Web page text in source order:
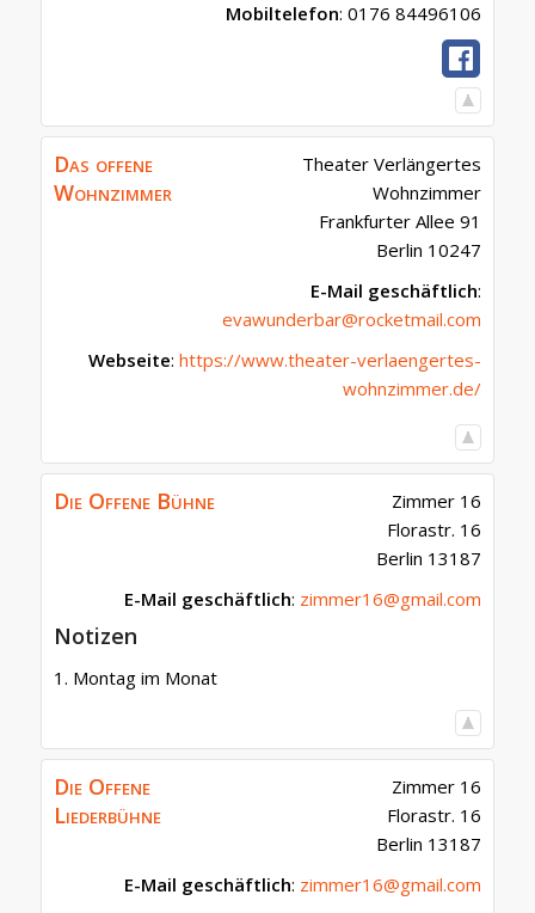
Mobiltelefon: 0176 84496106
Das offene
Wohnzimmer
Theater Verlängertes
Wohnzimmer
Frankfurter Allee 91
Berlin 10247
E-Mail geschäftlich:
evawunderbar@rocketmail.com
Webseite: https://www.theater-verlaengertes-
wohnzimmer.de/
Die Offene Bühne
Zimmer 16
Florastr. 16
Berlin 13187
E-Mail geschäftlich: zimmer16@gmail.com
Notizen
1. Montag im Monat
Die Offene
Liederbühne
Zimmer 16
Florastr. 16
Berlin 13187
E-Mail geschäftlich: zimmer16@gmail.com